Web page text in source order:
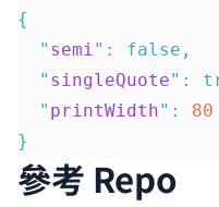
{
  "
semi" :
false,
  "
singleQuote" :
  "
printWidth" :
80
}
參考 Repo